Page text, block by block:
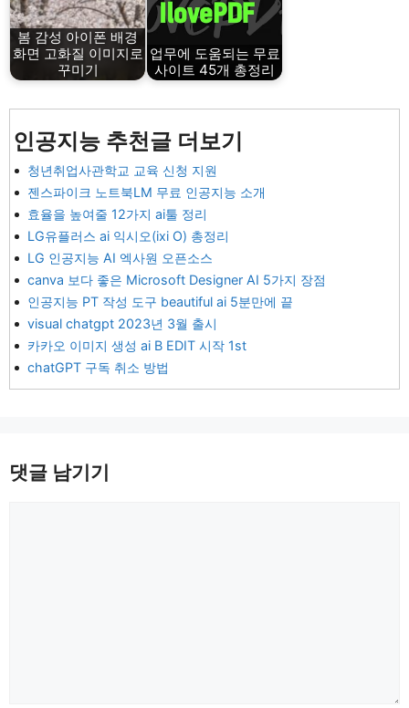
봄 감성 아이폰 배경
화면 고화질 이미지로
꾸미기
업무에 도움되는 무료
사이트 45개 총정리
인공지능 추천글 더보기
청년취업사관학교 교육 신청 지원
젠스파이크 노트북LM 무료 인공지능 소개
효율을 높여줄 12가지 ai툴 정리
LG유플러스 ai 익시오(ixi O) 총정리
LG 인공지능 AI 엑사원 오픈소스
canva 보다 좋은 Microsoft Designer AI 5가지 장점
인공지능 PT 작성 도구 beautiful ai 5분만에 끝
visual chatgpt 2023년 3월 출시
카카오 이미지 생성 ai B EDIT 시작 1st
chatGPT 구독 취소 방법
댓글 남기기